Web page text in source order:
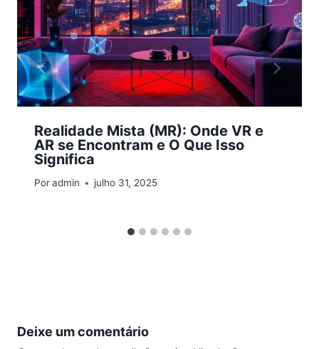
Realidade Mista (MR): Onde VR e
AR se Encontram e O Que Isso
Significa
Poradmin julho 31, 2025
Deixe um comentário